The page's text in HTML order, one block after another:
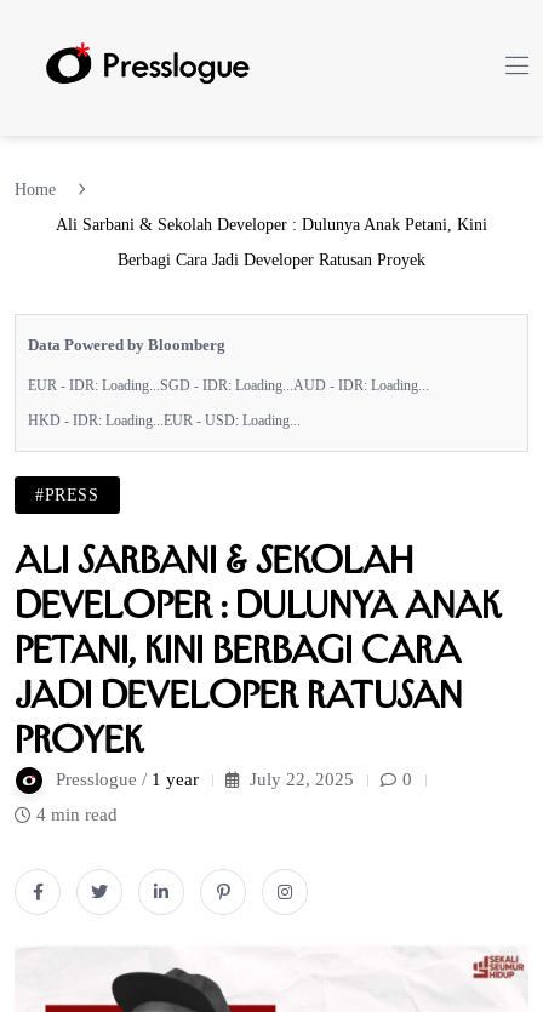
Home
Ali Sarbani & Sekolah Developer : Dulunya Anak Petani, Kini
Berbagi Cara Jadi Developer Ratusan Proyek
Data Powered by Bloomberg
EUR - IDR: Loading... SGD - IDR: Loading... AUD - IDR: Loading...
HKD - IDR: Loading... EUR - USD: Loading...
#PRESS
Ali Sarbani & Sekolah
Developer : Dulunya Anak
Petani, Kini Berbagi Cara
Jadi Developer Ratusan
Proyek
Presslogue / 1 year July 22, 2025
0
4 min read